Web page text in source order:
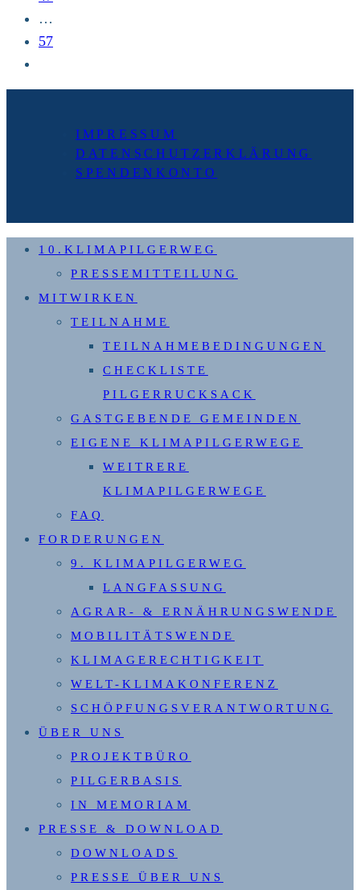
…
57
nächsten
IMPRESSUM
DATENSCHUTZERKLÄRUNG
SPENDENKONTO
10.KLIMAPILGERWEG
PRESSEMITTEILUNG
MITWIRKEN
TEILNAHME
TEILNAHMEBEDINGUNGEN
CHECKLISTE
PILGERRUCKSACK
GASTGEBENDE GEMEINDEN
EIGENE KLIMAPILGERWEGE
WEITRERE
KLIMAPILGERWEGE
FAQ
FORDERUNGEN
9. KLIMAPILGERWEG
LANGFASSUNG
AGRAR- & ERNÄHRUNGSWENDE
MOBILITÄTSWENDE
KLIMAGERECHTIGKEIT
WELT-KLIMAKONFERENZ
SCHÖPFUNGSVERANTWORTUNG
ÜBER UNS
PROJEKTBÜRO
PILGERBASIS
IN MEMORIAM
PRESSE & DOWNLOAD
DOWNLOADS
PRESSE ÜBER UNS